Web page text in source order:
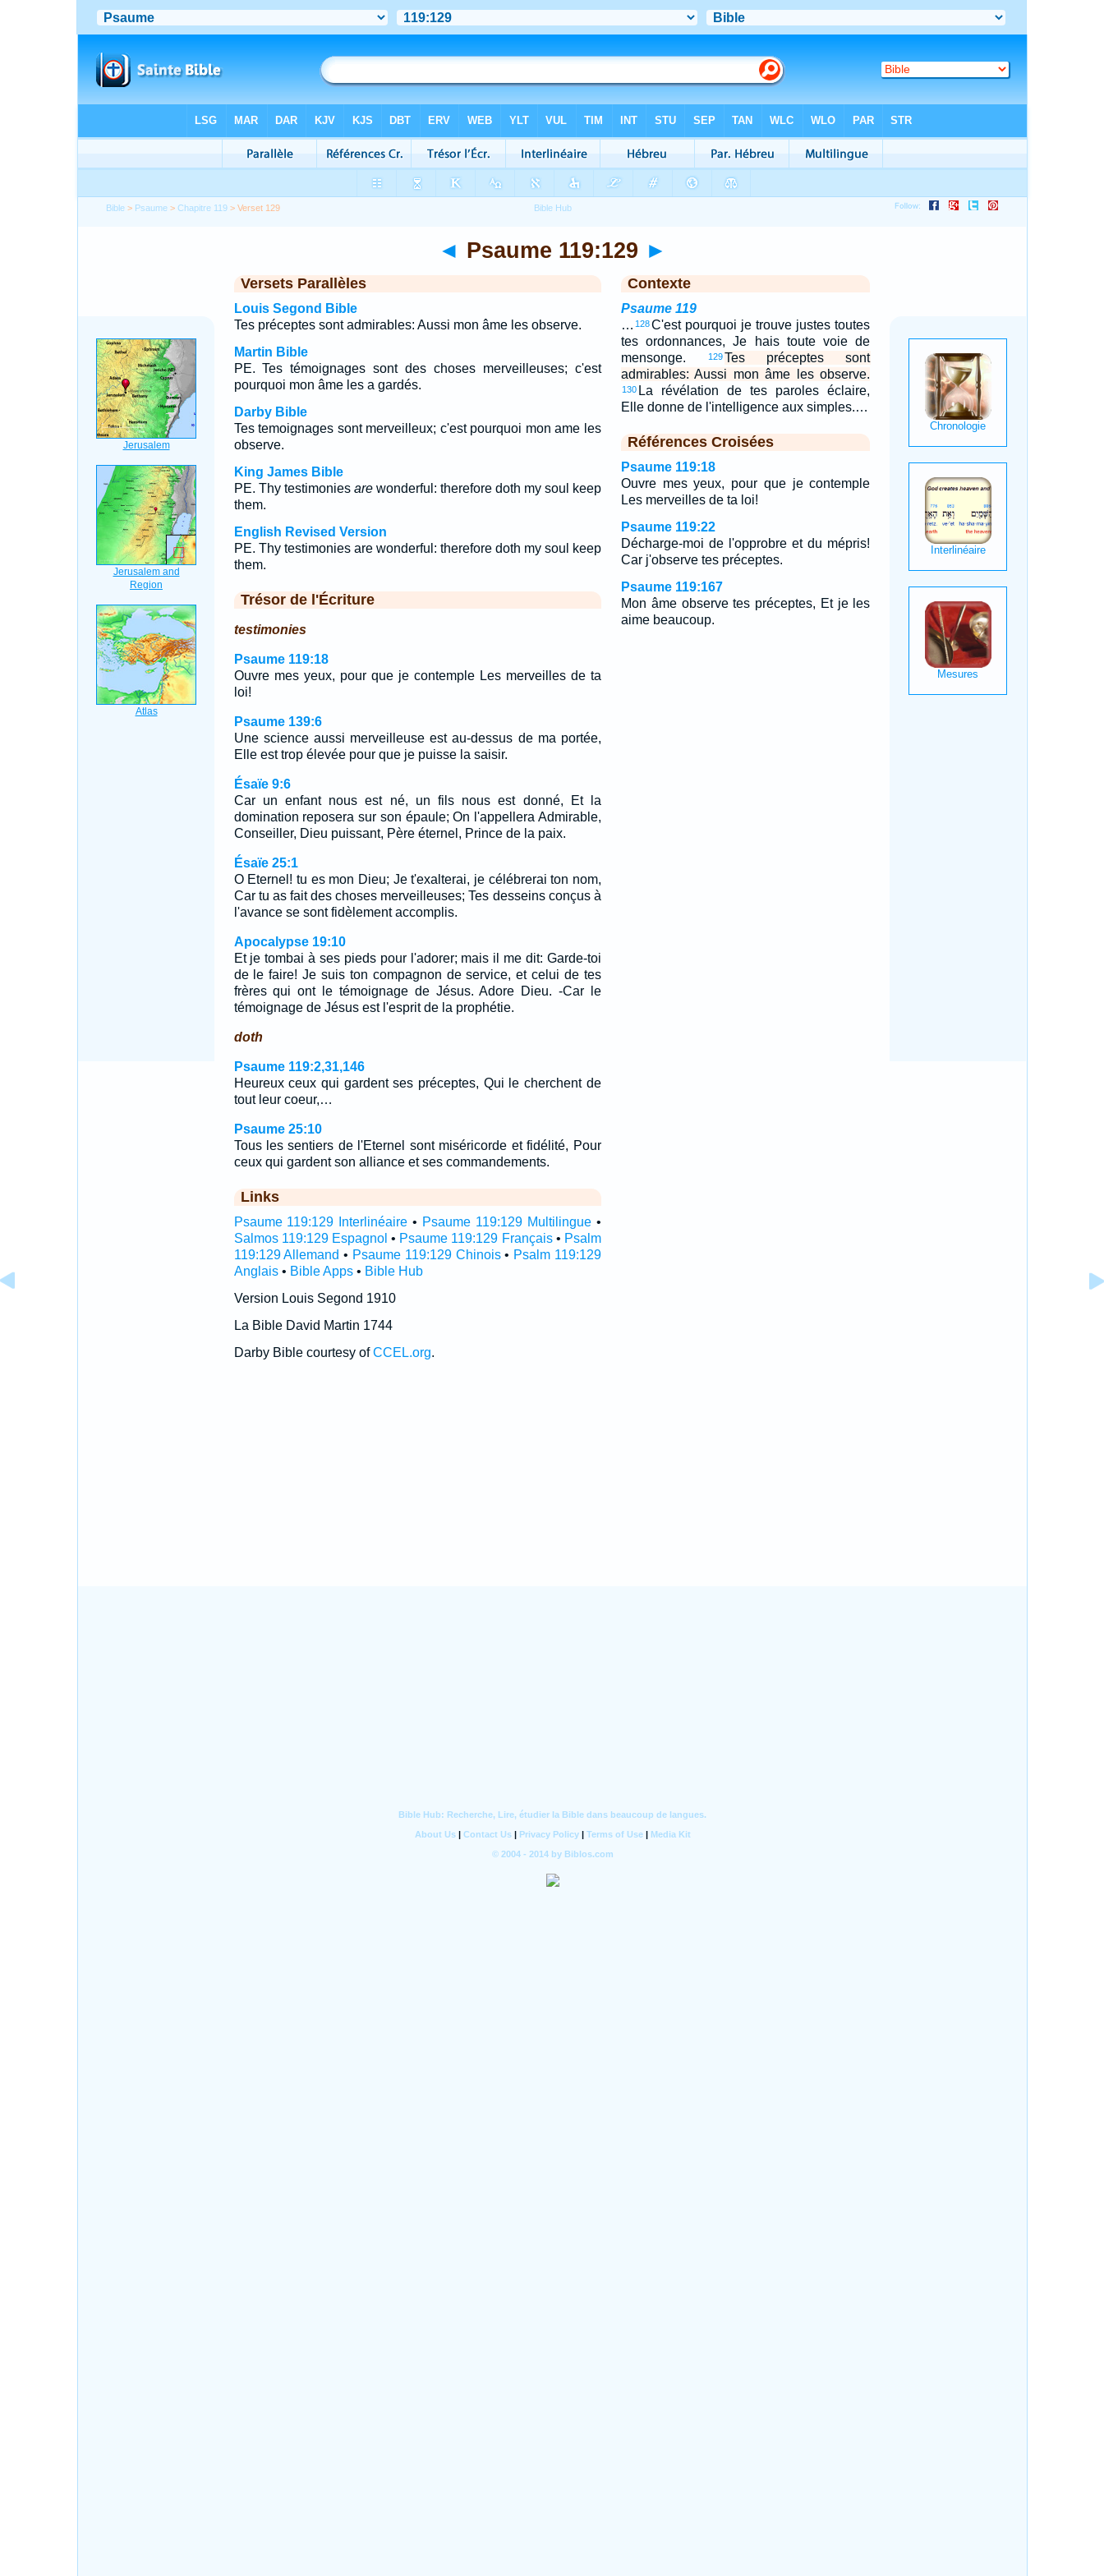
Bible > Psaume >Chapitre 119 > Verset 129
◄ Psaume 119:129 ►
Versets Parallèles
Louis Segond Bible
Tes préceptes sont admirables: Aussi mon âme les observe.
Martin Bible
PE. Tes témoignages sont des choses merveilleuses; c'est
pourquoi mon âme les a gardés.
Darby Bible
Tes temoignages sont merveilleux; c'est pourquoi mon ame les
observe.
King James Bible
PE. Thy testimonies arewonderful: therefore doth my soul keep
them.
English Revised Version
PE. Thy testimonies are wonderful: therefore doth my soul keep
them.
Trésor de l'Écriture
testimonies
Psaume 119:18
Ouvre mes yeux, pour que je contemple Les merveilles de ta
loi!
Psaume 139:6
Une science aussi merveilleuse est au-dessus de ma portée,
Elle est trop élevée pour que je puisse la saisir.
Ésaïe 9:6
Car un enfant nous est né, un fils nous est donné, Et la
domination reposera sur son épaule; On l'appellera Admirable,
Conseiller, Dieu puissant, Père éternel, Prince de la paix.
Ésaïe 25:1
O Eternel! tu es mon Dieu; Je t'exalterai, je célébrerai ton nom,
Car tu as fait des choses merveilleuses; Tes desseins conçus à
l'avance se sont fidèlement accomplis.
Apocalypse 19:10
Et je tombai à ses pieds pour l'adorer; mais il me dit: Garde-toi
de le faire! Je suis ton compagnon de service, et celui de tes
frères qui ont le témoignage de Jésus. Adore Dieu. -Car le
témoignage de Jésus est l'esprit de la prophétie.
doth
Psaume 119:2,31,146
Heureux ceux qui gardent ses préceptes, Qui le cherchent de
tout leur coeur,…
Psaume 25:10
Tous les sentiers de l'Eternel sont miséricorde et fidélité, Pour
ceux qui gardent son alliance et ses commandements.
Links
Psaume 119:129 Interlinéaire • Psaume 119:129 Multilingue •
Salmos 119:129 Espagnol • Psaume 119:129 Français• Psalm
119:129 Allemand • Psaume 119:129 Chinois• Psalm 119:129
Anglais• Bible Apps• Bible Hub
Version Louis Segond 1910
La Bible David Martin 1744
Darby Bible courtesy ofCCEL.org.
Contexte
Psaume 119
… 128C'est pourquoi je trouve justes toutes
tes ordonnances, Je hais toute voie de
mensonge.
129Tes préceptes sont
admirables: Aussi mon âme les observe.
130 La révélation de tes paroles éclaire,
Elle donne de l'intelligence aux simples.…
Références Croisées
Psaume 119:18
Ouvre mes yeux, pour que je contemple
Les merveilles de ta loi!
Psaume 119:22
Décharge-moi de l'opprobre et du mépris!
Car j'observe tes préceptes.
Psaume 119:167
Mon âme observe tes préceptes, Et je les
aime beaucoup.